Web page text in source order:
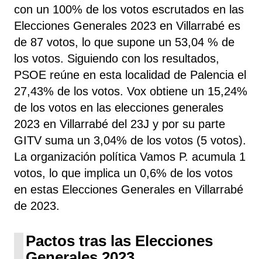
con un 100% de los votos escrutados en las
Elecciones Generales 2023 en Villarrabé es
de 87 votos, lo que supone un 53,04 % de
los votos. Siguiendo con los resultados,
PSOE reúne en esta localidad de Palencia el
27,43% de los votos. Vox obtiene un 15,24%
de los votos en las elecciones generales
2023 en Villarrabé del 23J y por su parte
GITV suma un 3,04% de los votos (5 votos).
La organización política Vamos P. acumula 1
votos, lo que implica un 0,6% de los votos
en estas Elecciones Generales en Villarrabé
de 2023.
Pactos tras las Elecciones